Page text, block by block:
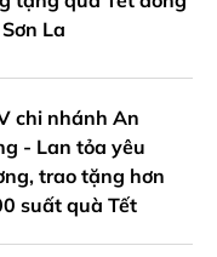
La
chi nhánh An
- Lan tỏa yêu
trao tặng hơn
suất quà Tết